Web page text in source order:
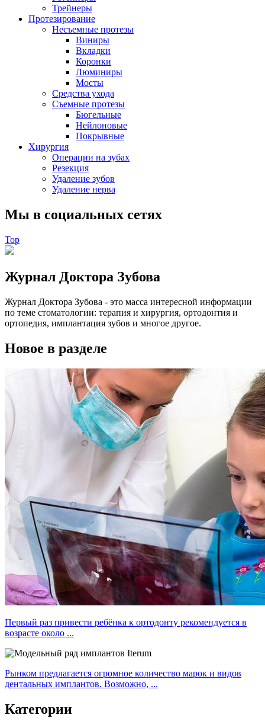
Трейнеры
Протезирование
Несъемные протезы
Виниры
Вкладки
Коронки
Люминиры
Мосты
Средства ухода
Съемные протезы
Бюгельные
Нейлоновые
Покрывные
Хирургия
Операции на зубах
Резекция
Удаление зубов
Удаление нерва
Мы в социальных сетях
Top
Журнал Доктора Зубова
Журнал Доктора Зубова - это масса интересной информации
по теме стоматологии: терапия и хирургия, ортодонтия и
ортопедия, имплантация зубов и многое другое.
Новое в разделе
Первый раз привести ребёнка к ортодонту рекомендуется в
возрасте около ...
Рынком предлагается огромное количество марок и видов
дентальных имплантов. Возможно, ...
Категории